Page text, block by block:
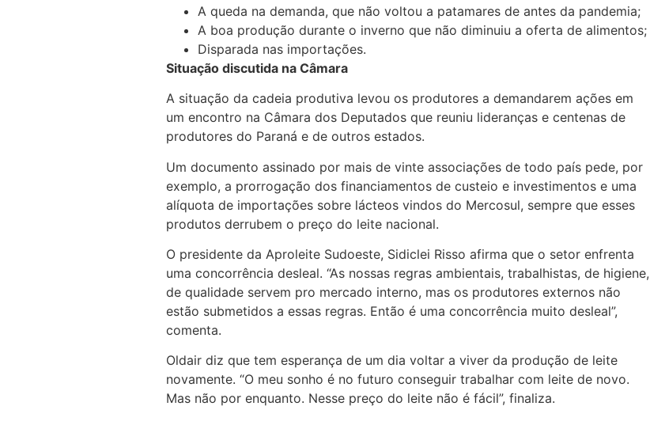
A queda na demanda, que não voltou a patamares de antes da pandemia;
A boa produção durante o inverno que não diminuiu a oferta de alimentos;
Disparada nas importações.
Situação discutida na Câmara
A situação da cadeia produtiva levou os produtores a demandarem ações em
um encontro na Câmara dos Deputados que reuniu lideranças e centenas de
produtores do Paraná e de outros estados.
Um documento assinado por mais de vinte associações de todo país pede, por
exemplo, a prorrogação dos financiamentos de custeio e investimentos e uma
alíquota de importações sobre lácteos vindos do Mercosul, sempre que esses
produtos derrubem o preço do leite nacional.
O presidente da Aproleite Sudoeste, Sidiclei Risso afirma que o setor enfrenta
uma concorrência desleal. “As nossas regras ambientais, trabalhistas, de higiene,
de qualidade servem pro mercado interno, mas os produtores externos não
estão submetidos a essas regras. Então é uma concorrência muito desleal”,
comenta.
Oldair diz que tem esperança de um dia voltar a viver da produção de leite
novamente. “O meu sonho é no futuro conseguir trabalhar com leite de novo.
Mas não por enquanto. Nesse preço do leite não é fácil”, finaliza.